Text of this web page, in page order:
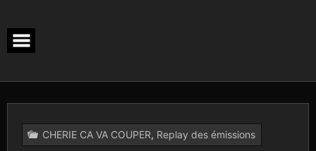
content
CHERIE CA VA COUPER, Replay des émissions